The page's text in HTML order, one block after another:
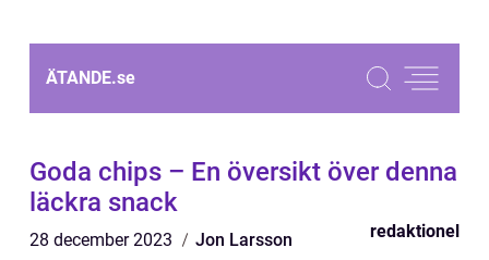
ÄTANDE.se
Goda chips – En översikt över denna
läckra snack
28 december 2023 Jon Larsson redaktionel